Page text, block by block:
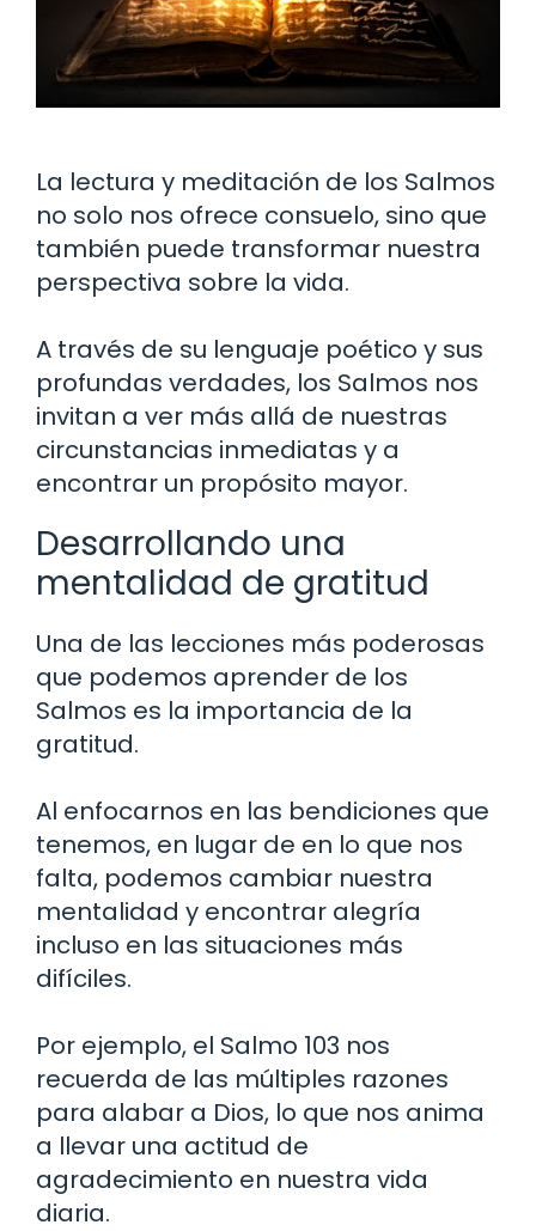
La lectura y meditación de los Salmos
no solo nos ofrece consuelo, sino que
también puede transformar nuestra
perspectiva sobre la vida.
A través de su lenguaje poético y sus
profundas verdades, los Salmos nos
invitan a ver más allá de nuestras
circunstancias inmediatas y a
encontrar un propósito mayor.
Desarrollando una
mentalidad de gratitud
Una de las lecciones más poderosas
que podemos aprender de los
Salmos es la importancia de la
gratitud.
Al enfocarnos en las bendiciones que
tenemos, en lugar de en lo que nos
falta, podemos cambiar nuestra
mentalidad y encontrar alegría
incluso en las situaciones más
difíciles.
Por ejemplo, el Salmo 103 nos
recuerda de las múltiples razones
para alabar a Dios, lo que nos anima
a llevar una actitud de
agradecimiento en nuestra vida
diaria.